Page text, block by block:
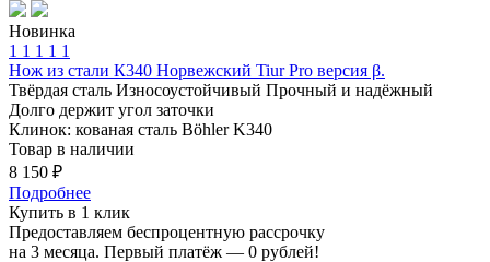
Новинка
1 1 1 1 1
Нож из стали К340 Норвежский Tiur Pro версия β.
Твёрдая сталь Износоустойчивый Прочный и надёжный
Долго держит угол заточки
Клинок: кованая сталь Böhler K340
Товар в наличии
8 150 ₽
Подробнее
Купить в 1 клик
Предоставляем беспроцентную рассрочку
на 3 месяца. Первый платёж — 0 рублей!